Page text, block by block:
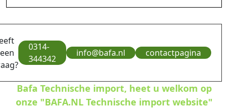
0314-
344342
info@bafa.nl contactpagina
Bafa Technische import, heet u welkom op
onze "BAFA.NL Technische import website"